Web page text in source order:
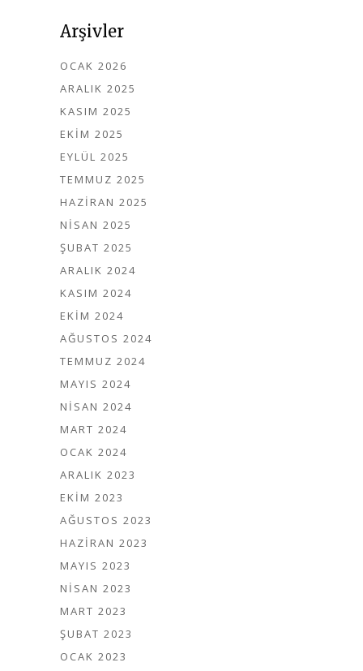
Arşivler
OCAK 2026
ARALIK 2025
KASIM 2025
EKIM 2025
EYLÜL 2025
TEMMUZ 2025
HAZIRAN 2025
NISAN 2025
ŞUBAT 2025
ARALIK 2024
KASIM 2024
EKIM 2024
AĞUSTOS 2024
TEMMUZ 2024
MAYIS 2024
NISAN 2024
MART 2024
OCAK 2024
ARALIK 2023
EKIM 2023
AĞUSTOS 2023
HAZIRAN 2023
MAYIS 2023
NISAN 2023
MART 2023
ŞUBAT 2023
OCAK 2023